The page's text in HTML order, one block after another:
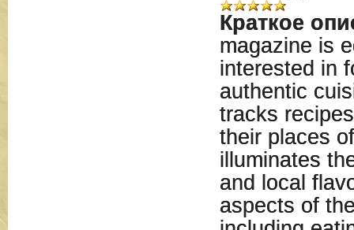
Краткое
magazine is
interested in
authentic
tracks
their places
illuminates
and local
aspects of